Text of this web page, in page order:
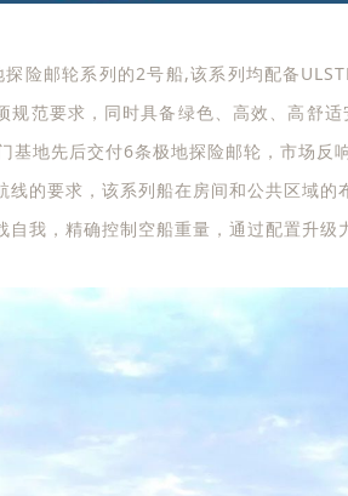
险邮轮系列的2号船,该系列均配备
规范要求，同时具备绿色、高效、高舒
地先后交付6条极地探险邮轮，市场反响
线的要求，该系列船在房间和公共区域
我，精确控制空船重量，通过配置升级